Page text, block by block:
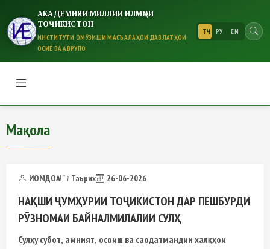
АКАДЕМИЯИ МИЛЛИИ ИЛМҲОИ
ТОҶИКИСТОН
ИНСТИТУТИ ОМӮЗИШИ МАСЪАЛАҲОИ ДАВЛАТҲОИ
ОСИЁ ВА АВРУПО
ТҶ РУ EN
Мақола
Мақола
ИОМДОА Таърих 26-06-2026
НАҚШИ ҶУМҲУРИИ ТОҶИКИСТОН ДАР ПЕШБУРДИ
РӮЗНОМАИ БАЙНАЛМИЛАЛИИ СУЛҲ
Сулҳу субот, амният, осоиш ва саодатмандии халқҳои